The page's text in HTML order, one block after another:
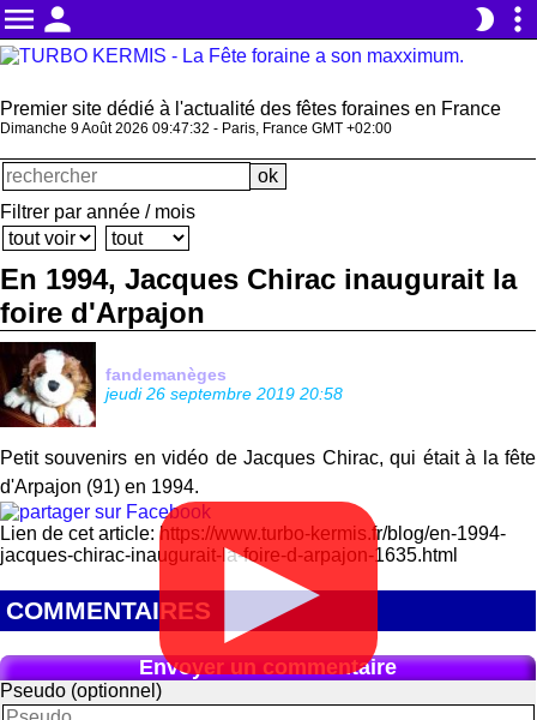
menu person brightness_2 more_vert
Premier site dédié à l'actualité des fêtes foraines en France
Dimanche 9 Août 2026 09:47:32 - Paris, France GMT +02:00
Filtrer par année / mois
En 1994, Jacques Chirac inaugurait la
foire d'Arpajon
fandemanèges
jeudi 26 septembre 2019 20:58
Petit souvenirs en vidéo de Jacques Chirac, qui était à la fête
d'Arpajon (91) en 1994.
▶
Lien de cet article: https://www.turbo-kermis.fr/blog/en-1994-
jacques-chirac-inaugurait-la-foire-d-arpajon-1635.html
COMMENTAIRES
Envoyer un commentaire
Pseudo (optionnel)